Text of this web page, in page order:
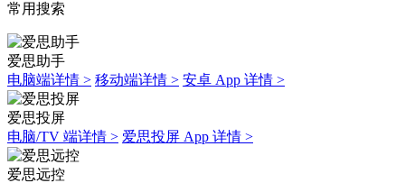
常用搜索
爱思助手
电脑端详情 > 移动端详情 > 安卓 App 详情 >
爱思投屏
电脑/TV 端详情 > 爱思投屏 App 详情 >
爱思远控